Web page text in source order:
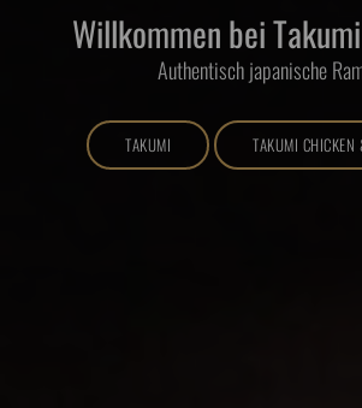
Willkommen bei
Authentisch japanische
TAKUMI TAKUMI CHICKEN